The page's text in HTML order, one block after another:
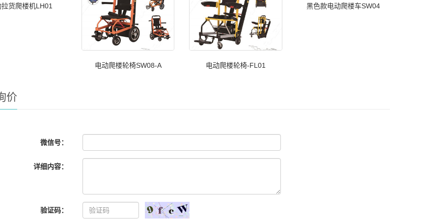
拉货爬楼机LH01
电动爬楼轮椅SW08-A 电动爬楼轮椅-FL01
黑色款电动爬楼车SW04
价
微信号：
详细内容：
验证码：